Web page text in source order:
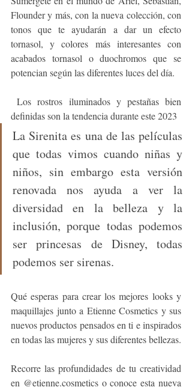
Flounder y más, con la nueva colección, con
tonos que te ayudarán a dar un efecto
tornasol, y colores más interesantes con
acabados tornasol o duochromos que se
potencian según las diferentes luces del día.
Los rostros iluminados y pestañas bien
definidas son la tendencia durante este 2023
La Sirenita es una de las películas
que todas vimos cuando niñas y
niños, sin embargo esta versión
renovada nos ayuda a ver la
diversidad en la belleza y la
inclusión, porque todas podemos
ser princesas de Disney, todas
podemos ser sirenas.
Qué esperas para crear los mejores looks y
maquillajes junto a Etienne Cosmetics y sus
nuevos productos pensados en ti e inspirados
Recorre las profundidades de tu creatividad
en @etienne.cosmetics o conoce esta nueva